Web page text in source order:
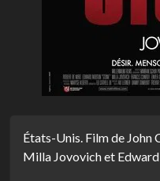
États-Unis. Film de John
Milla Jovovich et